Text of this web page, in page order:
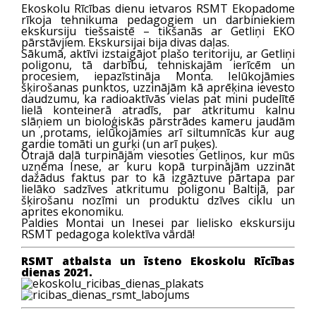
Ekoskolu Rīcības dienu ietvaros RSMT Ekopadome
rīkoja tehnikuma pedagogiem un darbiniekiem
ekskursiju tiešsaistē – tikšanās ar Getliņi EKO
pārstāvjiem. Ekskursijai bija divas daļas.
Sākumā, aktīvi izstaigājot plašo teritoriju, ar Getliņi
poligonu, tā darbību, tehniskajām ierīcēm un
procesiem, iepazīstināja Monta. Ielūkojāmies
šķirošanas punktos, uzzinājām kā aprēķina ievesto
daudzumu, ka radioaktīvās vielas pat mini pudelītē
lielā konteinerā atradīs, par atkritumu kalnu
slāņiem un bioloģiskās pārstrādes kameru jaudām
un ,protams, ielūkojāmies arī siltumnīcās kur aug
gardie tomāti un gurķi (un arī puķes).
Otrajā daļā turpinājām viesoties Getliņos, kur mūs
uzņēma Inese, ar kuru kopā turpinājām uzzināt
dažādus faktus par to kā izgāztuve pārtapa par
lielāko sadzīves atkritumu poligonu Baltijā, par
šķirošanu nozīmi un produktu dzīves ciklu un
aprites ekonomiku.
Paldies Montai un Inesei par lielisko ekskursiju
RSMT pedagoga kolektīva vārdā!
RSMT atbalsta un īsteno Ekoskolu Rīcības
dienas 2021.